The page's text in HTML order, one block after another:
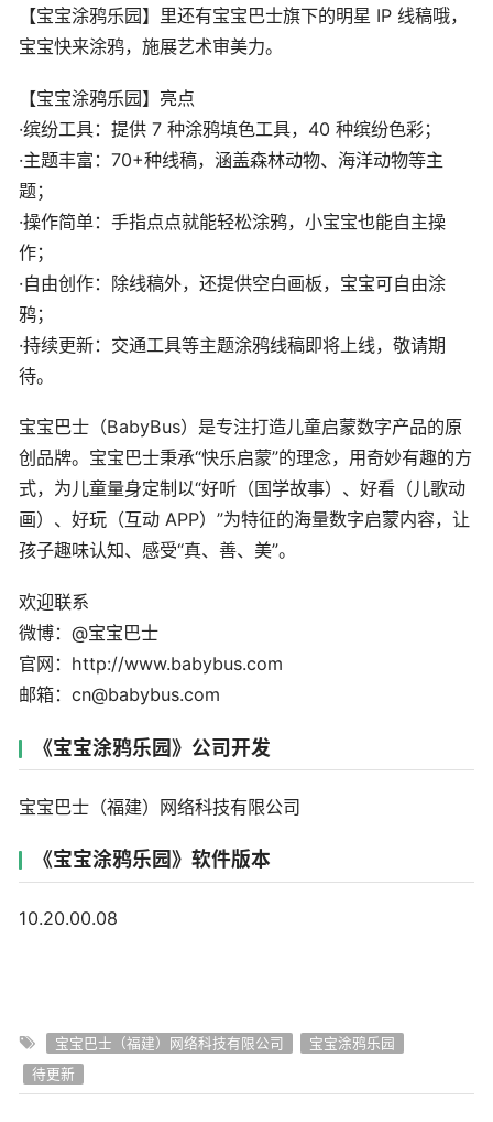
【宝宝涂鸦乐园】里还有宝宝巴士旗下的明星 IP 线稿哦，
宝宝快来涂鸦，施展艺术审美力。
【宝宝涂鸦乐园】亮点
·缤纷工具：提供 7 种涂鸦填色工具，40 种缤纷色彩；
·主题丰富：70+种线稿，涵盖森林动物、海洋动物等主
题；
·操作简单：手指点点就能轻松涂鸦，小宝宝也能自主操
作；
·自由创作：除线稿外，还提供空白画板，宝宝可自由涂
鸦；
·持续更新：交通工具等主题涂鸦线稿即将上线，敬请期
待。
宝宝巴士（BabyBus）是专注打造儿童启蒙数字产品的原
创品牌。宝宝巴士秉承“快乐启蒙”的理念，用奇妙有趣的方
式，为儿童量身定制以“好听（国学故事）、好看（儿歌动
画）、好玩（互动 APP）”为特征的海量数字启蒙内容，让
孩子趣味认知、感受“真、善、美”。
欢迎联系
微博：@宝宝巴士
官网：http://www.babybus.com
邮箱：cn@babybus.com
《宝宝涂鸦乐园》公司开发
宝宝巴士（福建）网络科技有限公司
《宝宝涂鸦乐园》软件版本
10.20.00.08
宝宝巴士（福建）网络科技有限公司
宝宝涂鸦乐园
待更新